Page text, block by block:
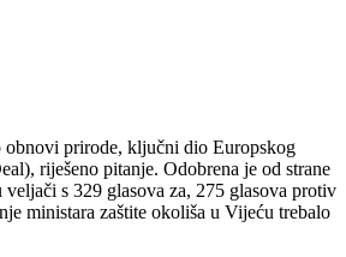
obnovi prirode, ključni dio Europskog
riješeno pitanje. Odobrena je od strane
veljači s 329 glasova za, 275 glasova protiv
ministara zaštite okoliša u Vijeću trebalo